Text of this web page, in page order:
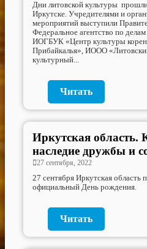
Дни литовской культуры
Иркутске. Учредителями и
мероприятий выступили
Федеральное агентство по
ИОГБУК «Центр культуры
Прибайкалья», ИООО
культурный...
Читать
Иркутская область.
наследие дружбы и
27 сентября, 2022
27 сентября Иркутская область
официальный День рождения.
Читать